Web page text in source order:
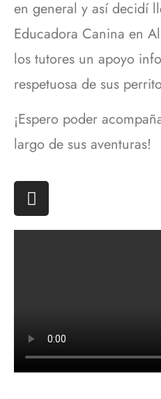
en general y así decidí
Educadora Canina en
los tutores un apoyo
respetuosa de sus
¡Espero poder
largo de sus aventuras!